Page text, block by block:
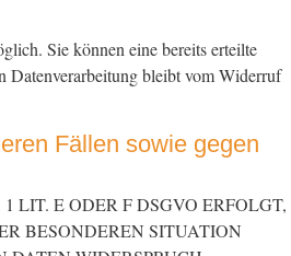
Sie können eine bereits erteilte
bleibt vom Widerruf
Fällen sowie gegen
LIT. E ODER F DSGVO ERFOLGT,
BESONDEREN SITUATION